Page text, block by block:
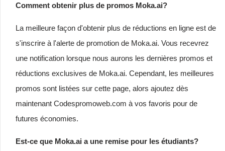
Comment obtenir plus de promos Moka.ai?
La meilleure façon d'obtenir plus de réductions en ligne est de
s'inscrire à l'alerte de promotion de Moka.ai. Vous recevrez
une notification lorsque nous aurons les dernières promos et
réductions exclusives de Moka.ai. Cependant, les meilleures
promos sont listées sur cette page, alors ajoutez dès
maintenant Codespromoweb.com à vos favoris pour de
futures économies.
Est-ce que Moka.ai a une remise pour les étudiants?